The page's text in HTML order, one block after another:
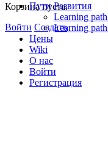
Корзина пуста.
Войти Создать
Пути Развития
Learning
Learning
Цены
Wiki
О нас
Войти
Регистрация